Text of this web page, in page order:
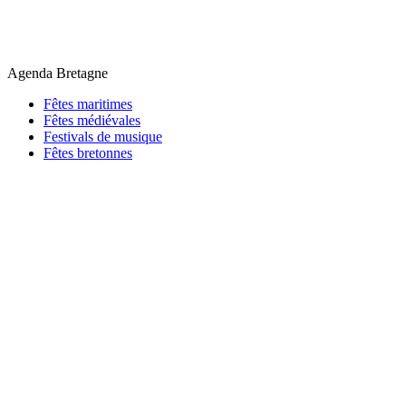
Agenda Bretagne
Fêtes maritimes
Fêtes médiévales
Festivals de musique
Fêtes bretonnes